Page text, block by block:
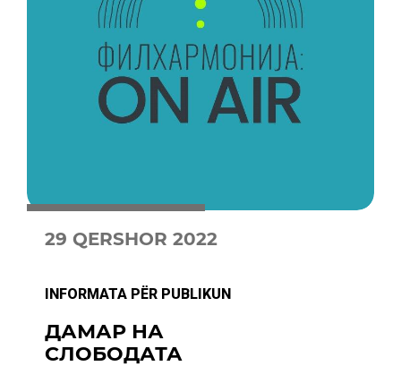
29 QERSHOR 2022
INFORMATA PËR PUBLIKUN
ДАМАР НА
СЛОБОДАТА